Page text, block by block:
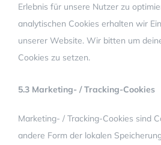
Erlebnis für unsere Nutzer zu
analytischen Cookies erhalten wir
unserer Website. Wir bitten um
Cookies zu setzen.
5.3 Marketing- / Tracking-Cookies
Marketing- / Tracking-Cookies sind
andere Form der lokalen